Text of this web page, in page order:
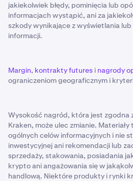
jakiekolwiek błędy, pominięcia lub
informacjach wystąpić, ani za
szkody wynikające z wyświetlania
informacji.
Margin, kontrakty futures i nagrody
ograniczeniom geograficznym i
Wysokość nagród, która jest zgodna
Kraken, może ulec zmianie. Materiały
ogólnych celów informacyjnych i nie
inwestycyjnej ani rekomendacji lub
sprzedaży, stakowania, posiadania
krypto ani angażowania się w
handlową. Niektóre produkty i rynki